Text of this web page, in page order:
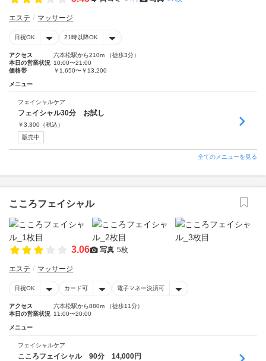
エステ マッサージ
日祝OK 21時以降OK
アクセス
六本松駅から210m （徒歩3分）
本日の営業状況 10:00〜21:00
価格帯
￥1,650〜￥13,200
メニュー
フェイシャルケア
フェイシャル30分 お試し
￥3,300 （税込）
販売中
全てのメニューを見る
こころフェイシャル
3.06 写真 5枚
エステ マッサージ
日祝OK カード可 電子マネー決済可
アクセス
六本松駅から880m （徒歩11分）
本日の営業状況 11:00〜20:00
メニュー
フェイシャルケア
こころフェイシャル 90分 14,000円